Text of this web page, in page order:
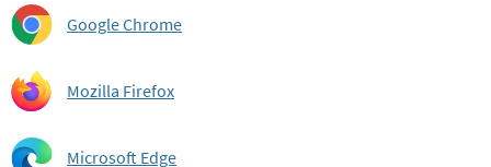
Google Chrome
Mozilla Firefox
Microsoft Edge